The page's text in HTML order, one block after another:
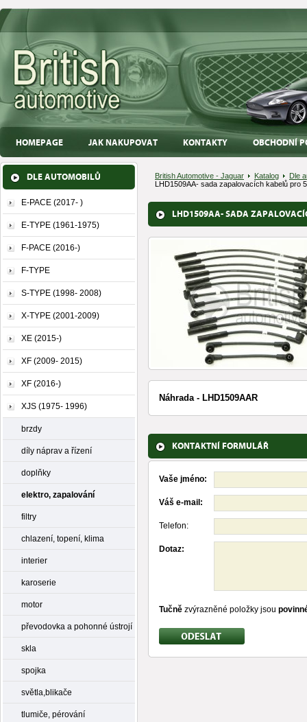
HOMEPAGE JAK NAKUPOVAT KONTAKTY OBCHODNÍ
DLE AUTOMOBILŮ
E-PACE (2017- )
E-TYPE (1961-1975)
F-PACE (2016-)
F-TYPE
S-TYPE (1998- 2008)
X-TYPE (2001-2009)
XE (2015-)
XF (2009- 2015)
XF (2016-)
XJS (1975- 1996)
brzdy
díly náprav a řízení
doplňky
elektro, zapalování
filtry
chlazení, topení, klima
interier
karoserie
motor
převodovka a pohonné ústrojí
skla
spojka
světla,blikače
tlumiče, pérování
British Automotive - Jaguar Katalog
Dle
LHD1509AA- sada zapalovacích kabelů pro
LHD1509AA- SADA
Náhrada - LHD1509AAR
KONTAKTNÍ FORMULÁŘ
Vaše jméno:
Váš e-mail:
Telefon:
Dotaz:
Tučně zvýrazněné položky jsou